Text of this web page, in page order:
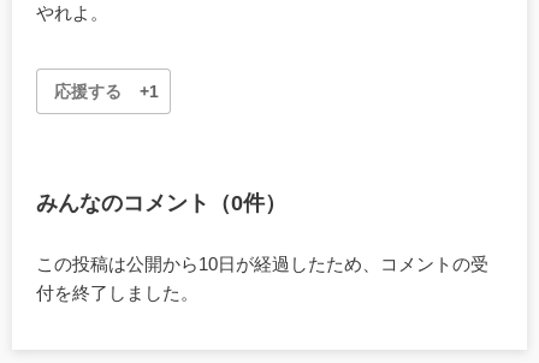
やれよ。
応援する +1
みんなのコメント（0件）
この投稿は公開から10日が経過したため、コメントの受
付を終了しました。